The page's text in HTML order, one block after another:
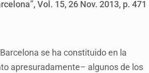
Vol. 15, 26 Nov. 2013, p. 471
se ha constituido en la
apresuradamente– algunos de los